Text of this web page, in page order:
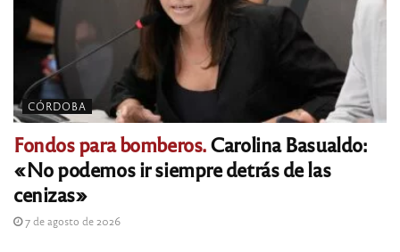
CÓRDOBA
Fondos para bomberos.Carolina Basualdo:
«No podemos ir siempre detrás de las
cenizas»
7 de agosto de 2026